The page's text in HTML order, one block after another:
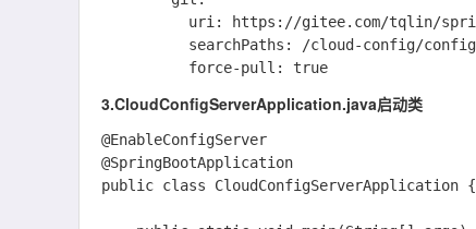
3.CloudConfigServerApplication.java启动类
@EnableConfigServer
@SpringBootApplication
public class CloudConfigServerApplication {